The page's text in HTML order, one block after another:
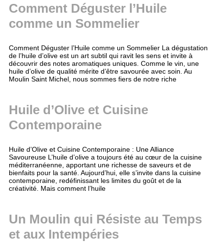
Comment Déguster l’Huile
comme un Sommelier
Comment Déguster l’Huile comme un Sommelier La dégustation
de l’huile d’olive est un art subtil qui ravit les sens et invite à
découvrir des notes aromatiques uniques. Comme le vin, une
huile d’olive de qualité mérite d’être savourée avec soin. Au
Moulin Saint Michel, nous sommes fiers de notre riche
Huile d’Olive et Cuisine
Contemporaine
Huile d’Olive et Cuisine Contemporaine : Une Alliance
Savoureuse L’huile d’olive a toujours été au cœur de la cuisine
méditerranéenne, apportant une richesse de saveurs et de
bienfaits pour la santé. Aujourd’hui, elle s’invite dans la cuisine
contemporaine, redéfinissant les limites du goût et de la
créativité. Mais comment l’huile
Un Moulin qui Résiste au Temps
et aux Intempéries